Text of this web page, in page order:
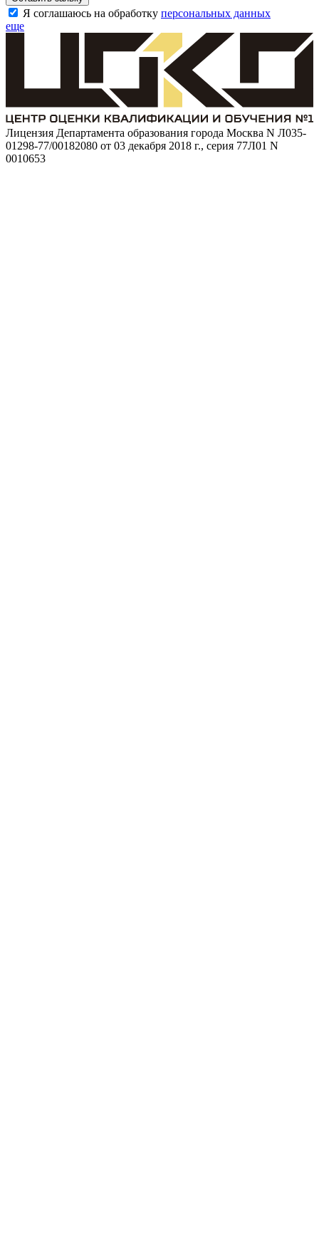
Я соглашаюсь на обработку персональных данных
еще
Лицензия Департамента образования города Москва N Л035-
01298-77/00182080 от 03 декабря 2018 г., серия 77Л01 N
0010653